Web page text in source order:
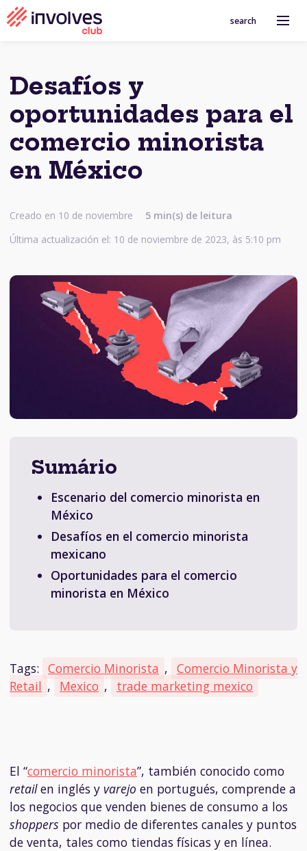
search
Desafíos y
oportunidades para el
comercio minorista
en México
Creado en 10 de noviembre
5 min(s) de leitura
Última actualización el: 10 de noviembre de 2023, às 5:10 pm
Sumário
Escenario del comercio minorista en
México
Desafíos en el comercio minorista
mexicano
Oportunidades para el comercio
minorista en México
Tags: Comercio Minorista , Comercio Minorista y
Retail , Mexico , trade marketing mexico
El “comercio minorista”, también conocido como
retailen inglés y varejo en portugués, comprende a
los negocios que venden bienes de consumo a los
shoppers por medio de diferentes canales y puntos
de venta, tales como tiendas físicas y en línea.